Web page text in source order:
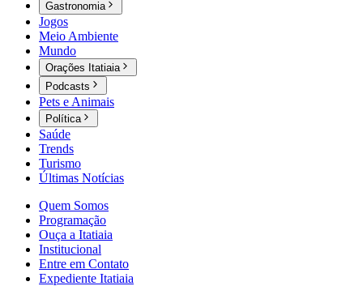
Gastronomia
Jogos
Meio Ambiente
Mundo
Orações Itatiaia
Podcasts
Pets e Animais
Política
Saúde
Trends
Turismo
Últimas Notícias
Quem Somos
Programação
Ouça a Itatiaia
Institucional
Entre em Contato
Expediente Itatiaia